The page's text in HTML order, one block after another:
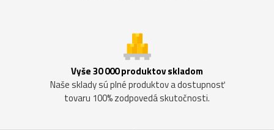
Vyše 30 000 produktov skladom
Naše sklady sú plné produktov a dostupnosť
tovaru 100% zodpovedá skutočnosti.